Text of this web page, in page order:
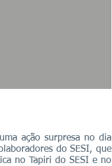
ação surpresa no dia
do SESI, que
no Tapiri do SESI e no